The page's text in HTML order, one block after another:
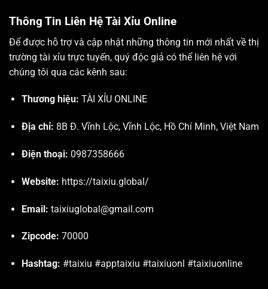
Thông Tin Liên Hệ Tài Xỉu Online
Để được hỗ trợ và cập nhật những thông tin mới nhất về thị
trường tài xỉu trực tuyến, quý độc giả có thể liên hệ với
chúng tôi qua các kênh sau:
Thương hiệu: TÀI XỈU ONLINE
Địa chỉ: 8B Đ. Vĩnh Lộc, Vĩnh Lộc, Hồ Chí Minh, Việt Nam
Điện thoại: 0987358666
Website: https://taixiu.global/
Email: taixiuglobal@gmail.com
Zipcode: 70000
Hashtag: #taixiu #apptaixiu #taixiuonl #taixiuonline